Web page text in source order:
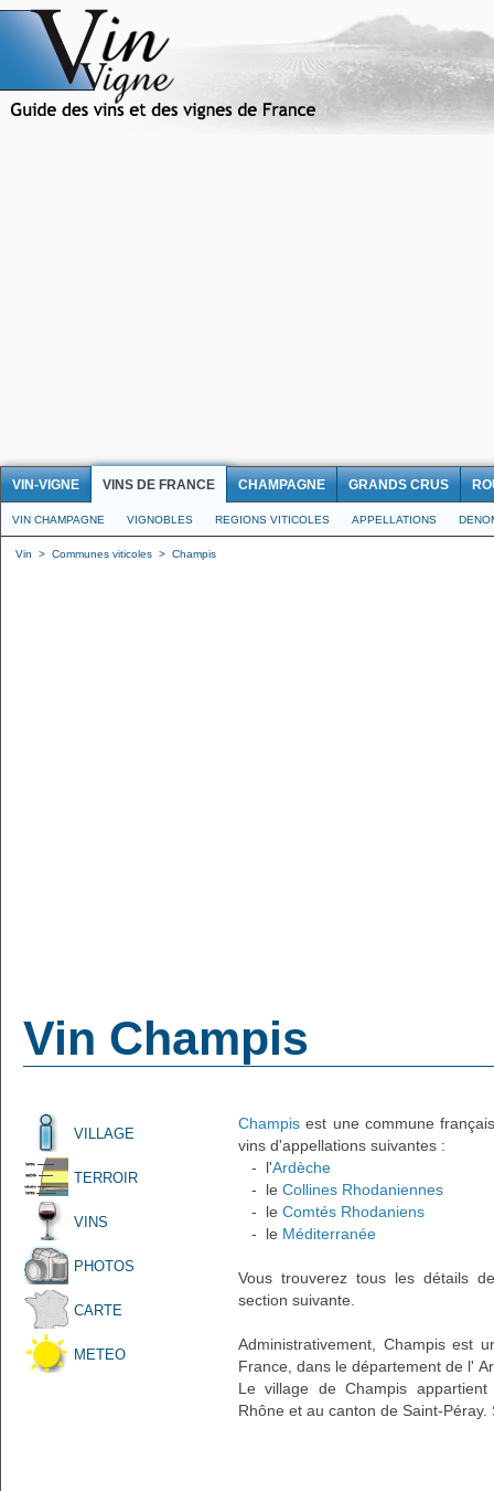
VIN-VIGNE VINS DE FRANCE CHAMPAGNE GRANDS CRUS
VIN CHAMPAGNE VIGNOBLES REGIONS VITICOLES APPELLATIONS
Vin > Communes viticoles > Champis
Vin Champis
VILLAGE
TERROIR
VINS
PHOTOS
CARTE
METEO
Champis est une commune
vins d'appellations suivantes :
- l'Ardèche
- le Collines Rhodaniennes
- le Comtés Rhodaniens
- le Méditerranée
Vous trouverez tous les détails
section suivante.
Administrativement, Champis est
France, dans le département de l'
Le village de Champis
Rhône et au canton de Saint-